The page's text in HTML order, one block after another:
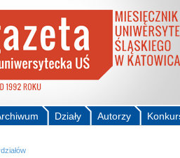
Autorzy
Działy